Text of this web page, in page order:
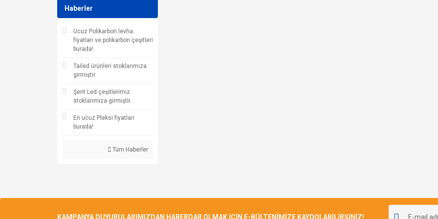
Haberler
Ucuz Polikarbon levha
fiyatları ve polikarbon çeşitleri
burada!
Tailed ürünleri stoklarımıza
girmiştir.
Şerit Led çeşitlerimiz
stoklarımıza girmiştir.
En ucuz Pleksi fiyatları
burada!
Tüm Haberler
KAMPANYA DUYURULARIMIZDAN HABERDAR OLMAK İÇİN E-BÜLTENİMİZE KAYDOLABİLİRSİNİZ!